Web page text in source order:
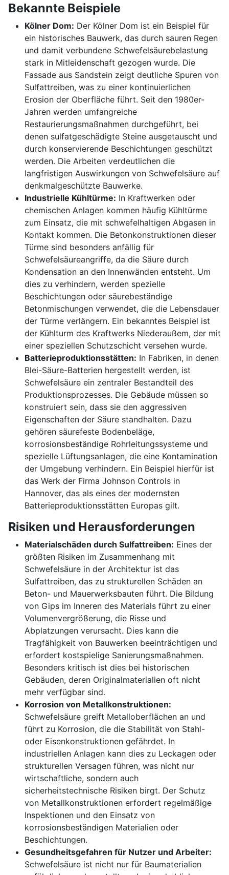
Bekannte Beispiele
Kölner Dom: Der Kölner Dom ist ein Beispiel für
ein historisches Bauwerk, das durch sauren Regen
und damit verbundene Schwefelsäurebelastung
stark in Mitleidenschaft gezogen wurde. Die
Fassade aus Sandstein zeigt deutliche Spuren von
Sulfattreiben, was zu einer kontinuierlichen
Erosion der Oberfläche führt. Seit den 1980er-
Jahren werden umfangreiche
Restaurierungsmaßnahmen durchgeführt, bei
denen sulfatgeschädigte Steine ausgetauscht und
durch konservierende Beschichtungen geschützt
werden. Die Arbeiten verdeutlichen die
langfristigen Auswirkungen von Schwefelsäure auf
denkmalgeschützte Bauwerke.
Industrielle Kühltürme: In Kraftwerken oder
chemischen Anlagen kommen häufig Kühltürme
zum Einsatz, die mit schwefelhaltigen Abgasen in
Kontakt kommen. Die Betonkonstruktionen dieser
Türme sind besonders anfällig für
Schwefelsäureangriffe, da die Säure durch
Kondensation an den Innenwänden entsteht. Um
dies zu verhindern, werden spezielle
Beschichtungen oder säurebeständige
Betonmischungen verwendet, die die Lebensdauer
der Türme verlängern. Ein bekanntes Beispiel ist
der Kühlturm des Kraftwerks Niederaußem, der mit
einer speziellen Schutzschicht versehen wurde.
Batterieproduktionsstätten: In Fabriken, in denen
Blei-Säure-Batterien hergestellt werden, ist
Schwefelsäure ein zentraler Bestandteil des
Produktionsprozesses. Die Gebäude müssen so
konstruiert sein, dass sie den aggressiven
Eigenschaften der Säure standhalten. Dazu
gehören säurefeste Bodenbeläge,
korrosionsbeständige Rohrleitungssysteme und
spezielle Lüftungsanlagen, die eine Kontamination
der Umgebung verhindern. Ein Beispiel hierfür ist
das Werk der Firma Johnson Controls in
Hannover, das als eines der modernsten
Batterieproduktionsstätten Europas gilt.
Risiken und Herausforderungen
Materialschäden durch Sulfattreiben: Eines der
größten Risiken im Zusammenhang mit
Schwefelsäure in der Architektur ist das
Sulfattreiben, das zu strukturellen Schäden an
Beton- und Mauerwerksbauten führt. Die Bildung
von Gips im Inneren des Materials führt zu einer
Volumenvergrößerung, die Risse und
Abplatzungen verursacht. Dies kann die
Tragfähigkeit von Bauwerken beeinträchtigen und
erfordert kostspielige Sanierungsmaßnahmen.
Besonders kritisch ist dies bei historischen
Gebäuden, deren Originalmaterialien oft nicht
mehr verfügbar sind.
Korrosion von Metallkonstruktionen:
Schwefelsäure greift Metalloberflächen an und
führt zu Korrosion, die die Stabilität von Stahl-
oder Eisenkonstruktionen gefährdet. In
industriellen Anlagen kann dies zu Leckagen oder
strukturellen Versagen führen, was nicht nur
wirtschaftliche, sondern auch
sicherheitstechnische Risiken birgt. Der Schutz
von Metallkonstruktionen erfordert regelmäßige
Inspektionen und den Einsatz von
korrosionsbeständigen Materialien oder
Beschichtungen.
Gesundheitsgefahren für Nutzer und Arbeiter:
Schwefelsäure ist nicht nur für Baumaterialien